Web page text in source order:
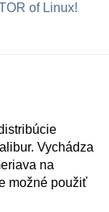
of Linux!
Vychádza
na
možné použiť